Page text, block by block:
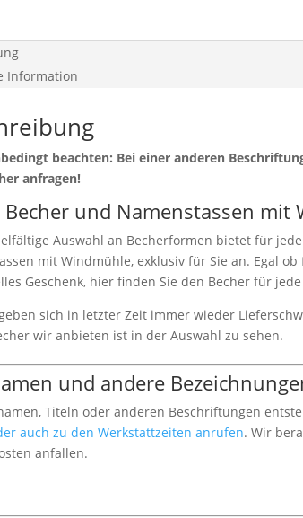
Information
beachten: Bei einer anderen
anfragen!
Becher und Namenstassen mit
Auswahl an Becherformen bietet für
mit Windmühle, exklusiv für Sie an. Egal
Geschenk, hier finden Sie den Becher für
sich in letzter Zeit immer wieder
wir anbieten ist in der Auswahl zu sehen.
und andere
Titeln oder anderen Beschriftungen
auch zu den Werkstattzeiten anrufen. Wir
anfallen.